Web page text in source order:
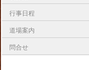
行事日程
道場案内
問合せ